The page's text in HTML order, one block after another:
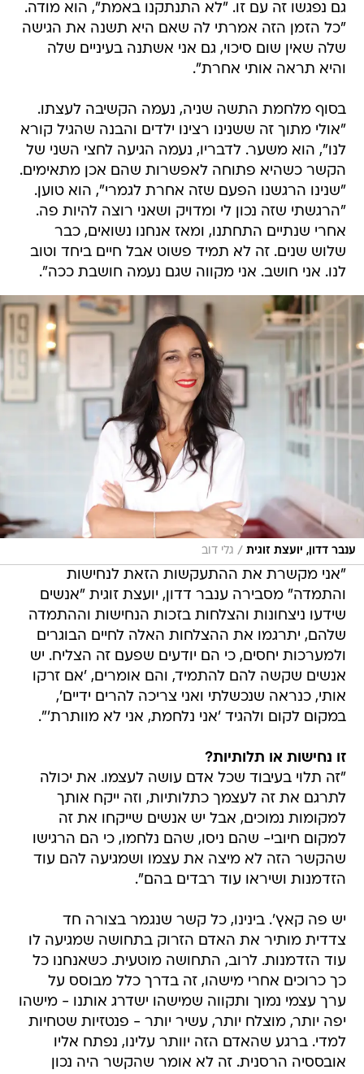
גם נפגשו זה עם זו. "לא התנתקנו באמת", הוא מודה.
"כל הזמן הזה אמרתי לה שאם היא תשנה את הגישה
שלה שאין שום סיכוי, גם אני אשתנה בעיניים שלה
והיא תראה אותי אחרת".
בסוף מלחמת התשה שניה, נעמה הקשיבה לעצתו.
"אולי מתוך זה ששנינו רצינו ילדים והבנה שהגיל קורא
לנו", הוא משער. לדבריו, נעמה הגיעה לחצי השני של
הקשר כשהיא פתוחה לאפשרות שהם אכן מתאימים.
"שנינו הרגשנו הפעם שזה אחרת לגמרי", הוא טוען.
"הרגשתי שזה נכון לי ומדויק ושאני רוצה להיות פה.
אחרי שנתיים התחתנו, ומאז אנחנו נשואים, כבר
שלוש שנים. זה לא תמיד פשוט אבל חיים ביחד וטוב
לנו. אני חושב. אני מקווה שגם נעמה חושבת ככה".
ענבר דדון, יועצת זוגית / גלי דוב
"אני מקשרת את ההתעקשות הזאת לנחישות
והתמדה" מסבירה ענבר דדון, יועצת זוגית "אנשים
שידעו ניצחונות והצלחות בזכות הנחישות וההתמדה
שלהם, יתרגמו את ההצלחות האלה לחיים הבוגרים
ולמערכות יחסים, כי הם יודעים שפעם זה הצליח. יש
אנשים שקשה להם להתמיד, והם אומרים, 'אם זרקו
אותי, כנראה שנכשלתי ואני צריכה להרים ידיים',
במקום לקום ולהגיד 'אני נלחמת, אני לא מוותרת'".
זו נחישות או תלותיות?
"זה תלוי בעיבוד שכל אדם עושה לעצמו. את יכולה
לתרגם את זה לעצמך כתלותיות, וזה ייקח אותך
למקומות נמוכים, אבל יש אנשים שייקחו את זה
למקום חיובי- שהם ניסו, שהם נלחמו, כי הם הרגישו
שהקשר הזה לא מיצה את עצמו ושמגיעה להם עוד
הזדמנות ושיראו עוד רבדים בהם".
יש פה קאץ'. בינינו, כל קשר שנגמר בצורה חד
צדדית מותיר את האדם הזרוק בתחושה שמגיעה לו
עוד הזדמנות. לרוב, התחושה מוטעית. כשאנחנו כל
כך כרוכים אחרי מישהו, זה בדרך כלל מבוסס על
ערך עצמי נמוך ותקווה שמישהו ישדרג אותנו - מישהו
יפה יותר, מוצלח יותר, עשיר יותר - פנטזיות שטחיות
למדי. ברגע שהאדם הזה יוותר עלינו, נפתח אליו
אובססיה הרסנית. זה לא אומר שהקשר היה נכון